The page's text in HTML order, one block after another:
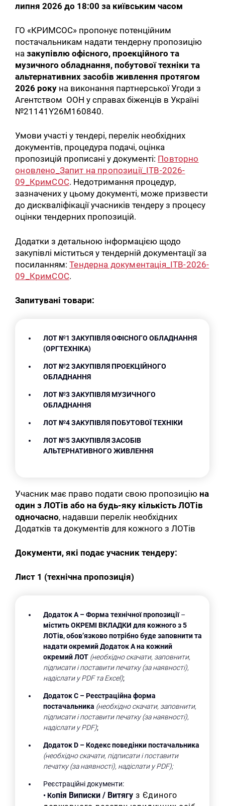
липня 2026 до 18:00 за київським часом
ГО «КРИМСОС» пропонує потенційним
постачальникам надати тендерну пропозицію
назакупівлю офісного, проекційного та
музичного обладнання, побутової техніки та
альтернативних засобів живлення протягом
2026 року на виконання партнерської Угоди з
Агентством ООН у справах біженців в Україні
№21141Y26M160840.
Умови участі у тендері, перелік необхідних
документів, процедура подачі, оцінка
пропозицій прописані у документі: Повторно
оновлено_Запит на пропозиції_ITB-2026-
09_КримСОС. Недотримання процедур,
зазначених у цьому документі, може призвести
до дискваліфікації учасників тендеру з процесу
оцінки тендерних пропозицій.
Додатки з детальною інформацією щодо
закупівлі міститься у тендерній документації за
посиланням:Тендерна документація_ITB-2026-
09_КримСОС.
Запитувані товари:
ЛОТ №1 ЗАКУПІВЛЯ ОФІСНОГО ОБЛАДНАННЯ
(ОРГТЕХНІКА)
ЛОТ №2 ЗАКУПІВЛЯ ПРОЕКЦІЙНОГО
ОБЛАДНАННЯ
ЛОТ №3 ЗАКУПІВЛЯ МУЗИЧНОГО
ОБЛАДНАННЯ
ЛОТ №4 ЗАКУПІВЛЯ ПОБУТОВОЇ ТЕХНІКИ
ЛОТ №5 ЗАКУПІВЛЯ ЗАСОБІВ
АЛЬТЕРНАТИВНОГО ЖИВЛЕННЯ
Учасник має право подати свою пропозицію на
один з ЛОТів або на будь-яку кількість ЛОТів
одночасно, надавши перелік необхідних
Додатків та документів для кожного з ЛОТів
Документи, які подає учасник тендеру:
Лист 1 (технічна пропозиція)
Додаток А –Форма технічної пропозиції–
містить ОКРЕМІ ВКЛАДКИ для кожного з 5
ЛОТів, обов’язково потрібно буде заповнити та
надати окремий Додаток А на кожний
окремий ЛОТ (необхідно скачати, заповнити,
підписати і поставити печатку (за наявності),
надіслати уPDFтаExcel);
Додаток С –Реєстраційна форма
постачальника (необхідно скачати, заповнити,
підписати і поставити печатку (за наявності),
надіслати у PDF);
Додаток D – Кодекс поведінки постачальника
(необхідно скачати, підписати і поставити
печатку (за наявності), надіслати у PDF);
Реєстраційні документи:
•Копія Виписки / Витягу з Єдиного